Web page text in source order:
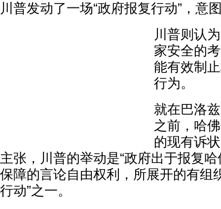
川普发动了一场“政府报复行动”，意
川普则认
家安全的
能有效制
行为。
就在巴洛
之前，哈
的现有诉
主张，川普的举动是“政府出于报复
保障的言论自由权利，所展开的有组
行动”之一。